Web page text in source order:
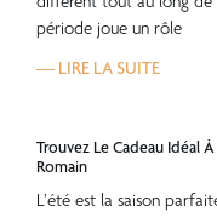
période joue un rôle
— LIRE LA SUITE
Trouvez Le Cadeau Idéal
Romain
L’été est la saison